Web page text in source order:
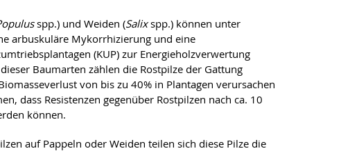
spp.) und Weiden (Salixspp.) können unter
arbuskuläre Mykorrhizierung und eine
(KUP) zur Energieholzverwertung
Baumarten zählen die Rostpilze der Gattung
von bis zu 40% in Plantagen verursachen
dass Resistenzen gegenüber Rostpilzen nach ca. 10
können.
auf Pappeln oder Weiden teilen sich diese Pilze die